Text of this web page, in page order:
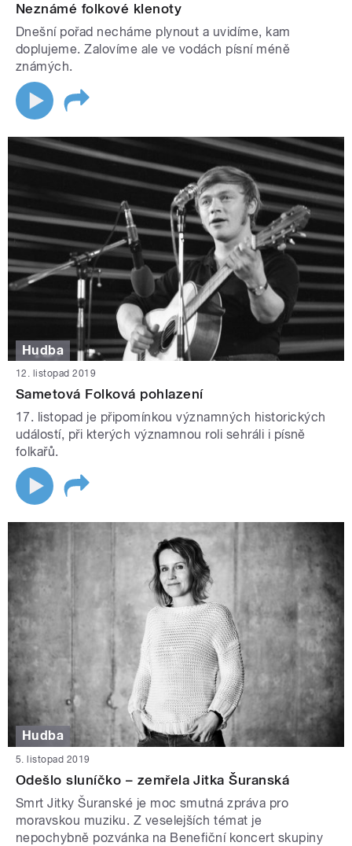
Neznámé folkové klenoty
Dnešní pořad necháme plynout a uvidíme, kam
doplujeme. Zalovíme ale ve vodách písní méně
známých.
Hudba
12. listopad 2019
Sametová Folková pohlazení
17. listopad je připomínkou významných historických
událostí, při kterých významnou roli sehráli i písně
folkařů.
Hudba
5. listopad 2019
Odešlo sluníčko – zemřela Jitka Šuranská
Smrt Jitky Šuranské je moc smutná zpráva pro
moravskou muziku. Z veselejších témat je
nepochybně pozvánka na Benefiční koncert skupiny